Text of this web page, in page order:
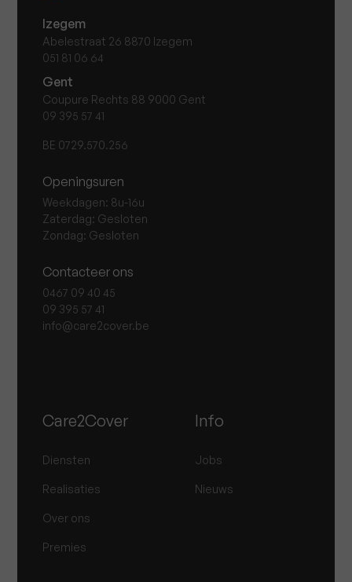
Izegem
Abelestraat 26 8870 Izegem
051 81 06 64
Gent
Coupure Rechts 88 9000 Gent
09 395 57 41
BE 0729.570.256
Openingsuren
Weekdagen: 8u-16u
Zaterdag: Gesloten
Zondag: Gesloten
Contacteer ons
0467 09 40 45
09 395 57 41
info@care2cover.be
Care2Cover
Diensten
Realisaties
Over ons
Premies
Info
Jobs
Nieuws